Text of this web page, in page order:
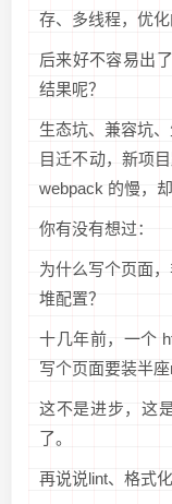
存、多线程，优
后来好不容易出
结果呢？
生态坑、兼容坑
目迁不动，新项
webpack 的慢，
你有没有想过：
为什么写个页面
堆配置？
十几年前，一个
写个页面要装半座
这不是进步，这
了。
再说说lint、格式